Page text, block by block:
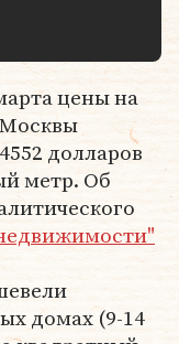
цены на
долларов
метр. Об
домах (9-14